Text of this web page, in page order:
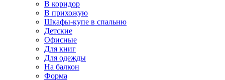
В коридор
В прихожую
Шкафы-купе в спальню
Детские
Офисные
Для книг
Для одежды
На балкон
Форма